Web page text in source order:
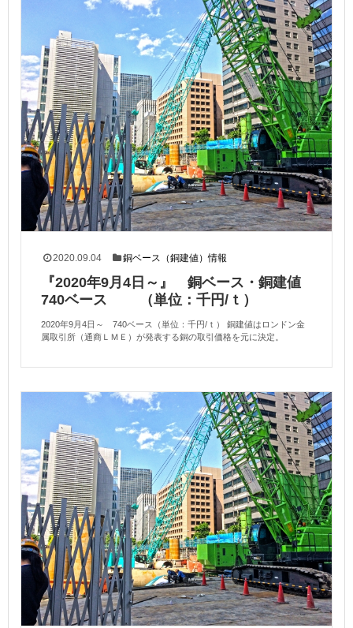
2020.09.04 銅ベース（銅建値）情報
『2020年9月4日～』 銅ベース・銅建値
740ベース （単位：千円/ｔ）
2020年9月4日～ 740ベース（単位：千円/ｔ） 銅建値はロンドン金
属取引所（通商ＬＭＥ）が発表する銅の取引価格を元に決定。